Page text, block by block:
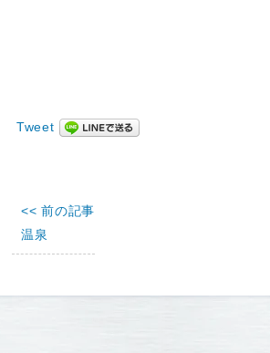
Tweet
<< 前の記事
温泉